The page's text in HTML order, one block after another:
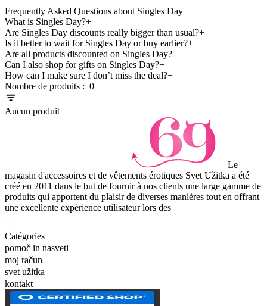
Frequently Asked Questions about Singles Day
What is Singles Day?
Are Singles Day discounts really bigger than usual?
Is it better to wait for Singles Day or buy earlier?
Are all products discounted on Singles Day?
Can I also shop for gifts on Singles Day?
How can I make sure I don’t miss the deal?
Nombre de produits : 0
Aucun produit
Le
magasin d'accessoires et de vêtements érotiques Svet Užitka a été
créé en 2011 dans le but de fournir à nos clients une large gamme de
produits qui apportent du plaisir de diverses manières tout en offrant
une excellente expérience utilisateur lors des
Catégories
pomoč in nasveti
moj račun
svet užitka
kontakt